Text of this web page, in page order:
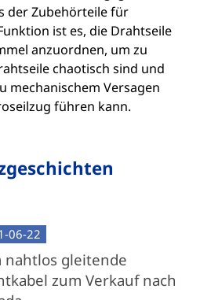
der Zubehörteile für
ist es, die Drahtseile
anzuordnen, um zu
chaotisch sind und
mechanischem Versagen
führen kann.
06-22
nahtlos gleitende
zum Verkauf nach